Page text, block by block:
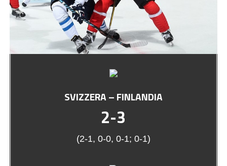
SVIZZERA – FINLANDIA
2-3
(2-1, 0-0, 0-1; 0-1)